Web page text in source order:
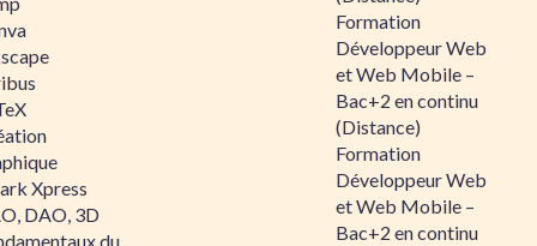
Xpress
DAO, 3D
du
Formation
Développeur Web
et Web Mobile –
Bac+2 en continu
(Distance)
Formation
Développeur Web
et Web Mobile –
Bac+2 en continu